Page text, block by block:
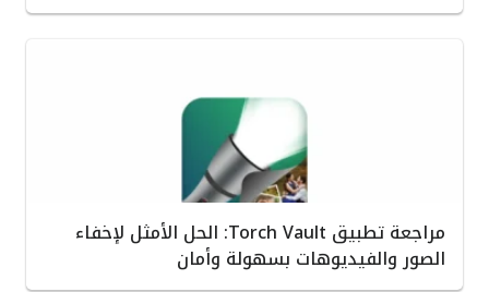
مراجعة تطبيق Torch Vault: الحل الأمثل لإخفاء
الصور والفيديوهات بسهولة وأمان